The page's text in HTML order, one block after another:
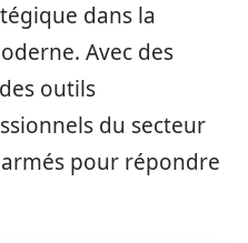
dans la
Avec des
outils
du secteur
pour répondre